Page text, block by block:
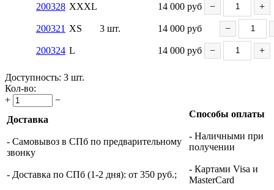
200328 XXXL 14 000 руб − +
200321 XS 3 шт. 14 000 руб −
200324 L 14 000 руб − +
Доступность: 3 шт.
Кол-во:
+
−
Доставка
- Самовывоз в СПб по предварительному
звонку
- Доставка по СПб (1-2 дня): от 350 руб.;
Способы оплаты
- Наличными при
получении
- Картами Visa и
MasterCard